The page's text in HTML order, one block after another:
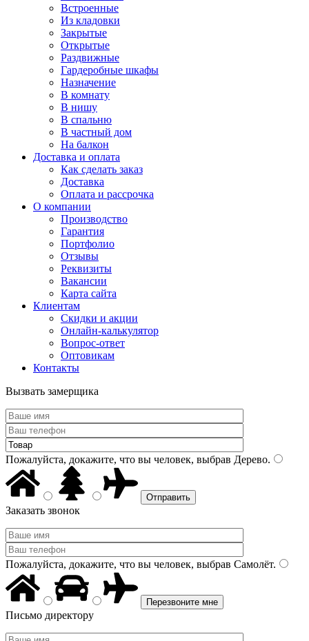
Встроенные
Из кладовки
Закрытые
Открытые
Раздвижные
Гардеробные шкафы
Назначение
В комнату
В нишу
В спальню
В частный дом
На балкон
Доставка и оплата
Как сделать заказ
Доставка
Оплата и рассрочка
О компании
Производство
Гарантия
Портфолио
Отзывы
Реквизиты
Вакансии
Карта сайта
Клиентам
Скидки и акции
Онлайн-калькулятор
Вопрос-ответ
Оптовикам
Контакты
Вызвать замерщика
Пожалуйста, докажите, что вы человек, выбрав Дерево.
Заказать звонок
Пожалуйста, докажите, что вы человек, выбрав Самолёт.
Письмо директору